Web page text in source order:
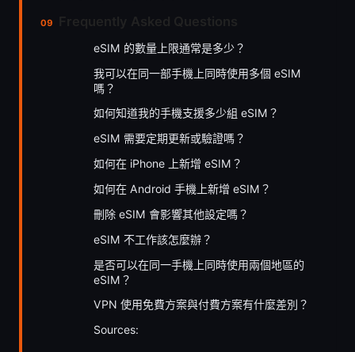
eSIM 的數量上限通常是多少？
我可以在同一部手機上同時使用多個 eSIM
嗎？
如何知道我的手機支援多少組 eSIM？
eSIM 需要定期更新或驗證嗎？
如何在 iPhone 上新增 eSIM？
如何在 Android 手機上新增 eSIM？
刪除 eSIM 會影響其他設定嗎？
eSIM 不工作該怎麼辦？
是否可以在同一手機上同時使用兩個地區的
eSIM？
VPN 使用免費方案與付費方案有什麼差別？
Sources: